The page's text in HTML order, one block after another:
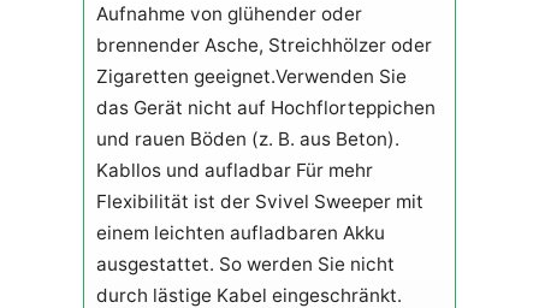
Aufnahme von glühender oder
brennender Asche, Streichhölzer oder
Zigaretten geeignet.Verwenden Sie
das Gerät nicht auf Hochflorteppichen
und rauen Böden (z. B. aus Beton).
Kabllos und aufladbar Für mehr
Flexibilität ist der Svivel Sweeper mit
einem leichten aufladbaren Akku
ausgestattet. So werden Sie nicht
durch lästige Kabel eingeschränkt.